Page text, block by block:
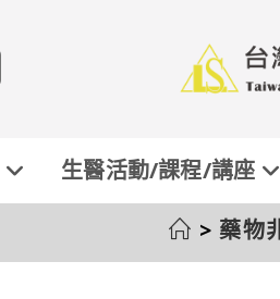
生醫活動/課程/講座
> 藥物